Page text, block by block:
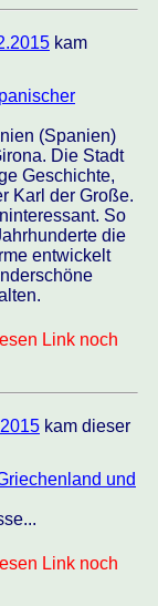
kam
(Spanien)
Die Stadt
Geschichte,
Karl der Große.
So
die
entwickelt
Link noch
kam dieser
und
Link noch